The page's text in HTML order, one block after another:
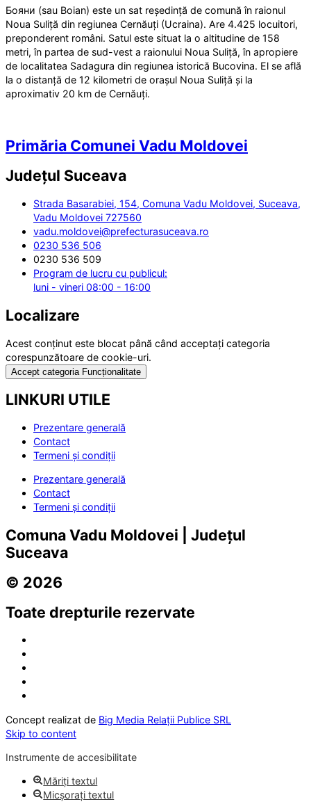
Бояни (sau Boian) este un sat reședință de comună în raionul
Noua Suliță din regiunea Cernăuți (Ucraina). Are 4.425 locuitori,
preponderent români. Satul este situat la o altitudine de 158
metri, în partea de sud-vest a raionului Noua Suliță, în apropiere
de localitatea Sadagura din regiunea istorică Bucovina. El se află
la o distanță de 12 kilometri de orașul Noua Suliță și la
aproximativ 20 km de Cernăuți.
Primăria Comunei Vadu Moldovei
Județul Suceava
Strada Basarabiei, 154, Comuna Vadu Moldovei, Suceava,
Vadu Moldovei 727560
vadu.moldovei@prefecturasuceava.ro
0230 536 506
0230 536 509
Program de lucru cu publicul:
luni - vineri 08:00 - 16:00
Localizare
Acest conținut este blocat până când acceptați categoria
corespunzătoare de cookie-uri.
Accept categoria Funcționalitate
LINKURI UTILE
Prezentare generală
Contact
Termeni și condiții
Prezentare generală
Contact
Termeni și condiții
Comuna Vadu Moldovei | Județul
Suceava
© 2026
Toate drepturile rezervate
Concept realizat de Big Media Relații Publice SRL
Skip to content
Instrumente de accesibilitate
Măriți textul
Micșorați textul